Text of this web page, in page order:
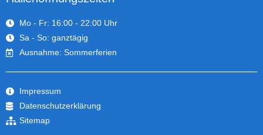
Mo - Fr: 16:00 - 22:00 Uhr
Sa - So: ganztägig
Ausnahme: Sommerferien
Impressum
Datenschutzerklärung
Sitemap